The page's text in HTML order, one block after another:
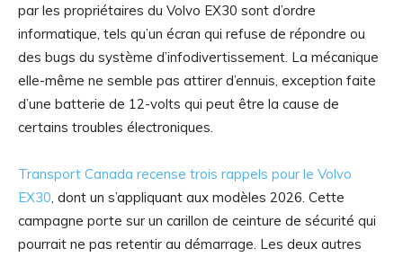
par les propriétaires du Volvo EX30 sont d’ordre
informatique, tels qu’un écran qui refuse de répondre ou
des bugs du système d’infodivertissement. La mécanique
elle-même ne semble pas attirer d’ennuis, exception faite
d’une batterie de 12-volts qui peut être la cause de
certains troubles électroniques.
Transport Canada recense trois rappels pour le Volvo
EX30 , dont un s’appliquant aux modèles 2026. Cette
campagne porte sur un carillon de ceinture de sécurité qui
pourrait ne pas retentir au démarrage. Les deux autres